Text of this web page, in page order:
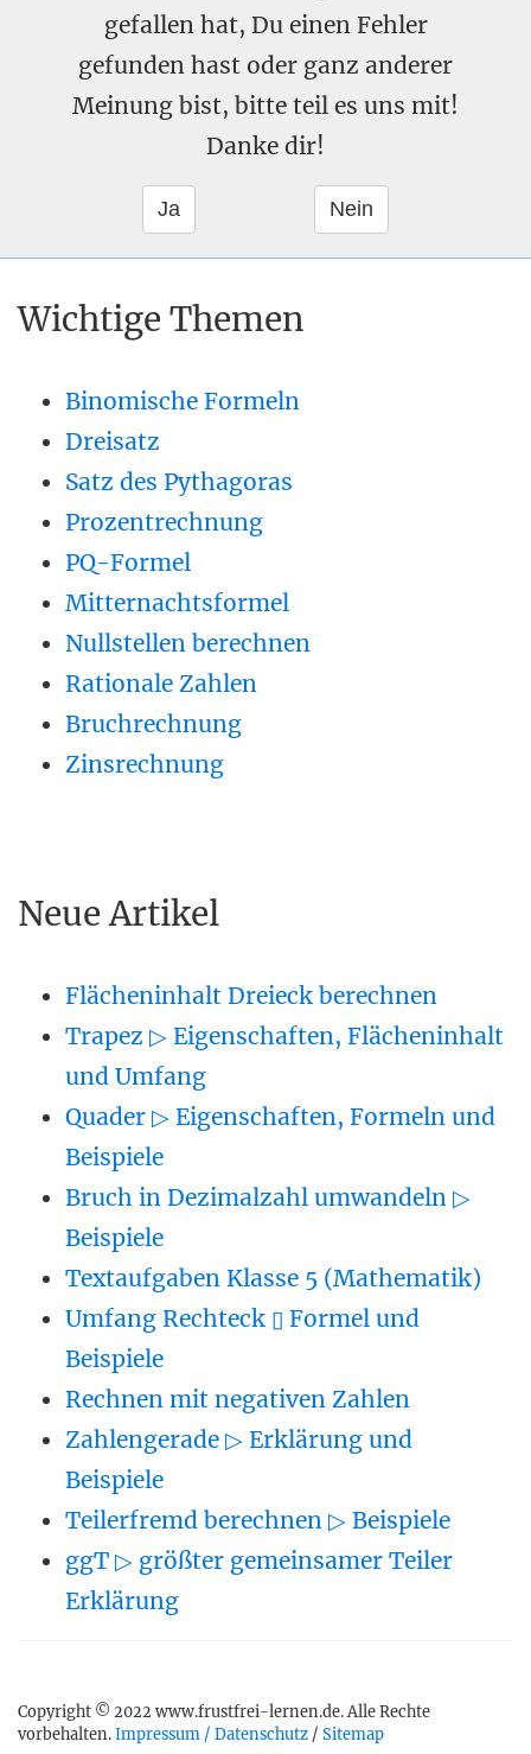
gefallen hat, Du einen Fehler
gefunden hast oder ganz anderer
Meinung bist, bitte teil es uns mit!
Danke dir!
Wichtige Themen
Binomische Formeln
Dreisatz
Satz des Pythagoras
Prozentrechnung
PQ-Formel
Mitternachtsformel
Nullstellen berechnen
Rationale Zahlen
Bruchrechnung
Zinsrechnung
Neue Artikel
Flächeninhalt Dreieck berechnen
Trapez ▷ Eigenschaften, Flächeninhalt
und Umfang
Quader ▷ Eigenschaften, Formeln und
Beispiele
Bruch in Dezimalzahl umwandeln ▷
Beispiele
Textaufgaben Klasse 5 (Mathematik)
Umfang Rechteck ▯ Formel und
Beispiele
Rechnen mit negativen Zahlen
Zahlengerade ▷ Erklärung und
Beispiele
Teilerfremd berechnen ▷ Beispiele
ggT ▷ größter gemeinsamer Teiler
Erklärung
Copyright © 2022 www.frustfrei-lernen.de. Alle Rechte
vorbehalten.Impressum / Datenschutz / Sitemap